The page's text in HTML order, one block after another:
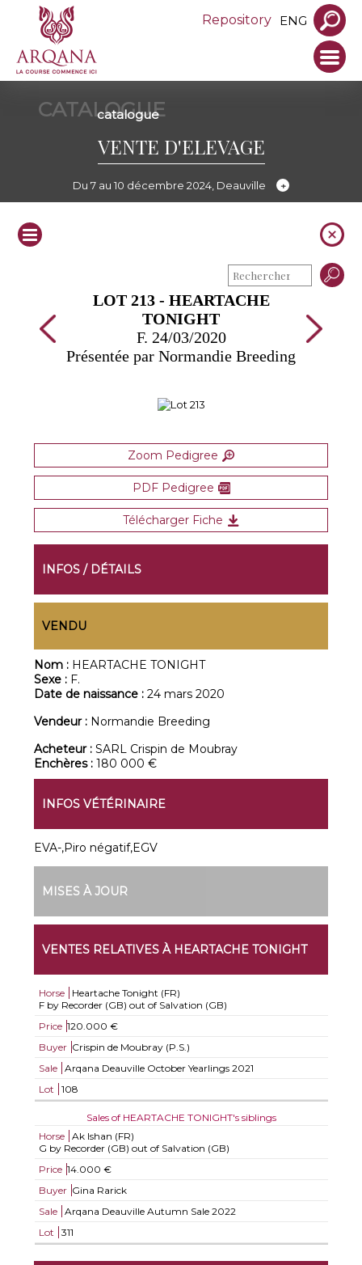
Repository ENG
CATALOGUE
catalogue
VENTE D'ELEVAGE
Du 7 au 10 décembre 2024, Deauville
LOT 213 - HEARTACHE
TONIGHT
F. 24/03/2020
Présentée par Normandie Breeding
Zoom Pedigree
PDF Pedigree
Télécharger Fiche
INFOS / DÉTAILS
VENDU
Nom : HEARTACHE TONIGHT
Sexe : F.
Date de naissance :24 mars 2020
Vendeur : Normandie Breeding
Acheteur :SARL Crispin de Moubray
Enchères :180 000 €
INFOS VÉTÉRINAIRE
EVA-,Piro négatif,EGV
MISES À JOUR
VENTES RELATIVES À HEARTACHE TONIGHT
Horse
Heartache Tonight (FR)
F by Recorder (GB) out of Salvation (GB)
Price 120.000 €
Buyer Crispin de Moubray (P.S.)
Sale
Arqana Deauville October Yearlings 2021
Lot
108
Sales of HEARTACHE TONIGHT's siblings
Horse
Ak Ishan (FR)
G by Recorder (GB) out of Salvation (GB)
Price 14.000 €
Buyer Gina Rarick
Sale
Arqana Deauville Autumn Sale 2022
Lot
311